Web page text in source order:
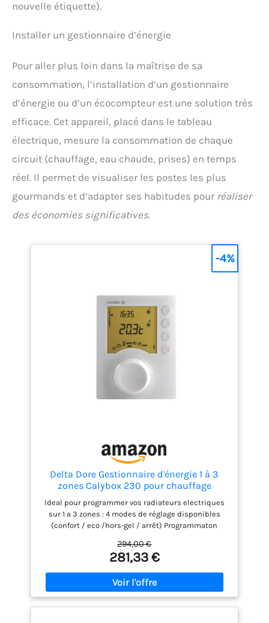
nouvelle étiquette).
Installer un gestionnaire d’énergie
Pour aller plus loin dans la maîtrise de sa
consommation, l’installation d’un gestionnaire
d’énergie ou d’un écocompteur est une solution très
efficace. Cet appareil, placé dans le tableau
électrique, mesure la consommation de chaque
circuit (chauffage, eau chaude, prises) en temps
réel. Il permet de visualiser les postes les plus
gourmands et d’adapter ses habitudes pour réaliser
des économies significatives.
Delta Dore Gestionnaire d'énergie 1 à 3
zones Calybox 230 pour chauffage
électrique fil pilote. Chauffage connecté |
Programmation - 6050392 Blanc Taille
unique
Ideal pour programmer vos radiateurs electriques
sur 1 a 3 zones : 4 modes de réglage disponibles
(confort / eco /hors-gel / arrêt) Programmaton
rythme de vie pour faire des économies d’énergie
Gestion des absences : faites des économies
d'énergie en baissant ou coupant votre chauffage
pendant une durée déterminée et programmez-le
pour votre retour Simple d'utilisation : la
température d'ambiance est affichée sur le
294,00 €
281,33 €
-4%